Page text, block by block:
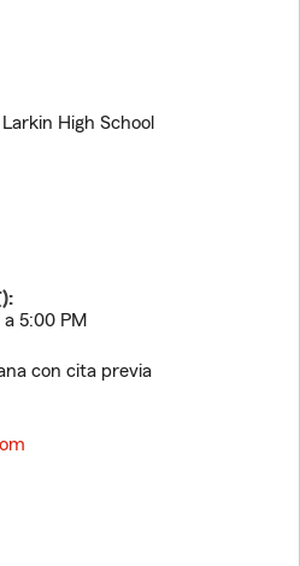
High School
):
5:00 PM
con cita previa